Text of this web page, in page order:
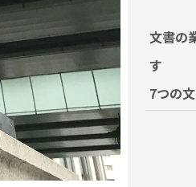
文書の
す
7つの